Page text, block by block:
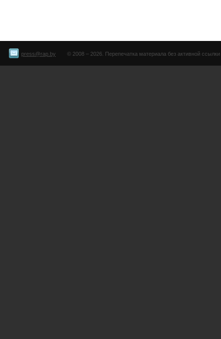
press@rap.by © 2008 – 2026. Перепечатка материала без активной